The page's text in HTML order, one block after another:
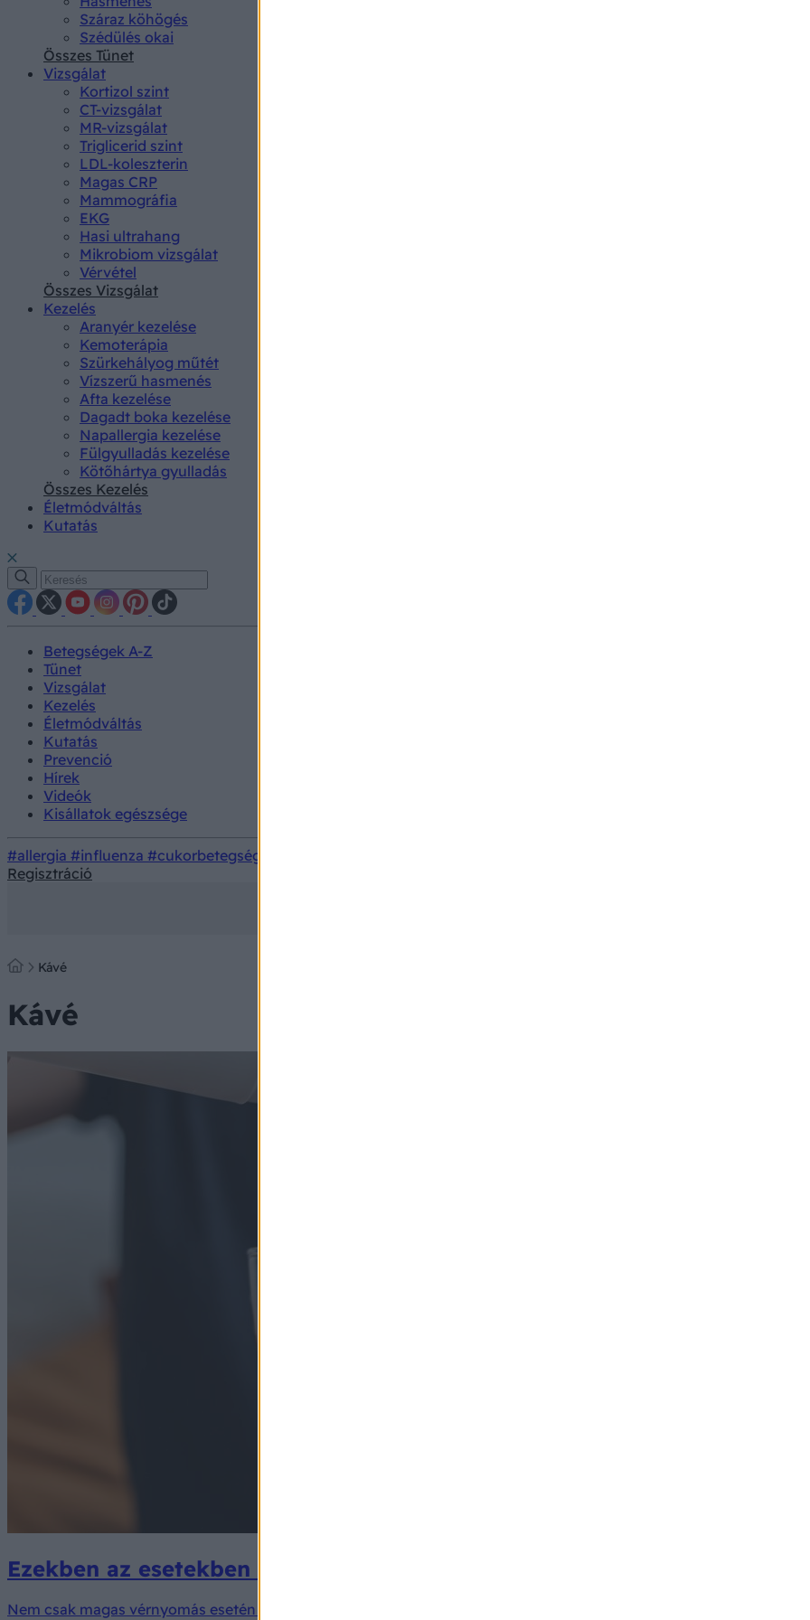
Száraz köhögés
Szédülés okai
Összes Tünet
Vizsgálat
Kortizol szint
CT-vizsgálat
MR-vizsgálat
Triglicerid szint
LDL-koleszterin
Magas CRP
Mammográfia
EKG
Hasi ultrahang
Mikrobiom vizsgálat
Vérvétel
Összes Vizsgálat
Kezelés
Aranyér kezelése
Kemoterápia
Szürkehályog műtét
Vízszerű hasmenés
Afta kezelése
Dagadt boka kezelése
Napallergia kezelése
Fülgyulladás kezelése
Kötőhártya gyulladás
Összes Kezelés
Életmódváltás
Kutatás
Betegségek A-Z
Tünet
Vizsgálat
Kezelés
Életmódváltás
Kutatás
Prevenció
Hírek
Videók
Kisállatok egészsége
#allergia #influenza #cukorbetegség
Regisztráció
Kávé
Kávé
Ezekben az esetekben érdemes visszafogni a kávéfogyasztást: nem
Nem csak magas vérnyomás esetén kell mértéket tartani.